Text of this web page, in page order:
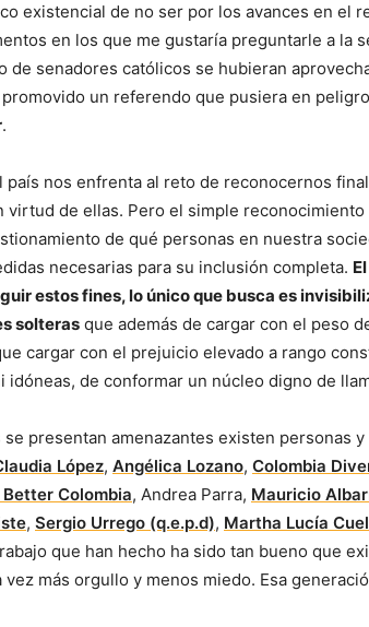
existencial de no ser por los avances en el
en los que me gustaría preguntarle a la
de senadores católicos se hubieran
un referendo que pusiera en
.
nos enfrenta al reto de reconocernos
virtud de ellas. Pero el simple
de qué personas en nuestra
necesarias para su inclusión completa.
estos fines, lo único que busca es
solteras que además de cargar con el peso
cargar con el prejuicio elevado a rango
de conformar un núcleo digno de
presentan amenazantes existen personas
López, Angélica Lozano, Colombia
Better Colombia, Andrea Parra, Mauricio
, Sergio Urrego (q.e.p.d), Martha Lucía
que han hecho ha sido tan bueno que
más orgullo y menos miedo. Esa